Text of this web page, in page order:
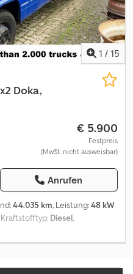
1 / 15
Doka,
€ 5.900
Festpreis
(MwSt. nicht ausweisbar)
Anrufen
44.035 km, Leistung:48 kW
Kraftstofftyp: Diesel,
Ladegewicht:
6.00R16C, Achsen-
, Emissionsklasse:keine,